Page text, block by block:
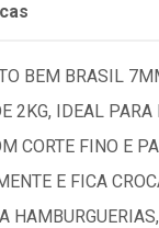
BEM BRASIL
2KG, IDEAL PARA
CORTE FINO E
E FICA
HAMBURGUERIAS,